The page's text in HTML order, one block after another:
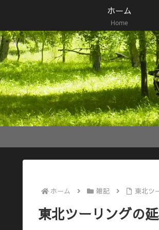
ホーム
Home
ホーム 雑記 東北ツ
東北ツーリングの